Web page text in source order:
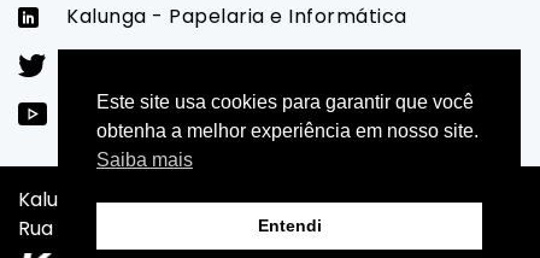
Kalunga - Papelaria e Informática
/LojasKalunga
Kalunga SA - CNPJ: 43.283.811/0001-50 - Endereço:
Rua da Mooca, 766 - São Paulo - SP - CEP: 03104-000
Este site usa cookies para garantir que você
obtenha a melhor experiência em nosso site.
Saiba mais
Entendi